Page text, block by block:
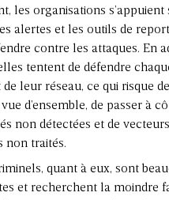
les organisations s’appuient
alertes et les outils de
contre les attaques. En
tentent de défendre
leur réseau, ce qui risque
d’ensemble, de passer à
non détectées et de vecteurs
non traités.
quant à eux, sont
et recherchent la moindre